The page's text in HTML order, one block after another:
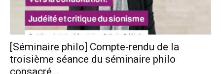
[Séminaire philo] Compte-rendu de la
troisième séance du séminaire philo
consacré...